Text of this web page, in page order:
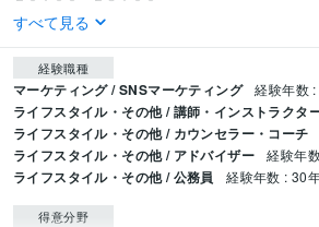
すべて見る
経験職種
マーケティング / SNSマーケティング 経験年数
ライフスタイル・その他 / 講師・インストラクタ
ライフスタイル・その他 / カウンセラー・コーチ
ライフスタイル・その他 / アドバイザー 経験年
ライフスタイル・その他 / 公務員 経験年数 : 30
得意分野